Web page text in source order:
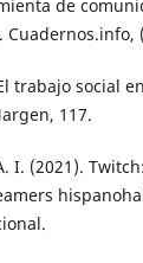
de
trabajo social
117.
I. (2021).